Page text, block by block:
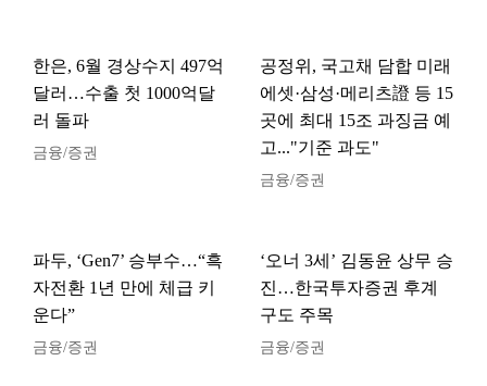
한은, 6월 경상수지 497억
달러…수출 첫 1000억달
러 돌파
금융/증권
공정위, 국고채 담합 미래
에셋·삼성·메리츠證 등 15
곳에 최대 15조 과징금 예
고..."기준 과도"
금융/증권
파두, ‘Gen7’ 승부수…“흑
자전환 1년 만에 체급 키
운다”
금융/증권
‘오너 3세’ 김동윤 상무 승
진…한국투자증권 후계
구도 주목
금융/증권